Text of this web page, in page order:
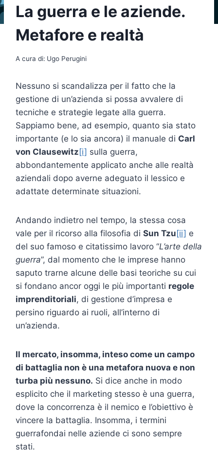
La guerra e le aziende.
Metafore e realtà
A cura di: Ugo Perugini
Nessuno si scandalizza per il fatto che la
gestione di un’azienda si possa avvalere di
tecniche e strategie legate alla guerra.
Sappiamo bene, ad esempio, quanto sia stato
importante (e lo sia ancora) il manuale di Carl
von Clausewitz[i] sulla guerra,
abbondantemente applicato anche alle realtà
aziendali dopo averne adeguato il lessico e
adattate determinate situazioni.
Andando indietro nel tempo, la stessa cosa
vale per il ricorso alla filosofia di Sun Tzu[ii] e
del suo famoso e citatissimo lavoro “L’arte della
guerra”, dal momento che le imprese hanno
saputo trarne alcune delle basi teoriche su cui
si fondano ancor oggi le più importanti regole
imprenditoriali, di gestione d’impresa e
persino riguardo ai ruoli, all’interno di
un’azienda.
Il mercato, insomma, inteso come un campo
di battaglia non è una metafora nuova e non
turba più nessuno. Si dice anche in modo
esplicito che il marketing stesso è una guerra,
dove la concorrenza è il nemico e l’obiettivo è
vincere la battaglia. Insomma, i termini
guerrafondai nelle aziende ci sono sempre
stati.